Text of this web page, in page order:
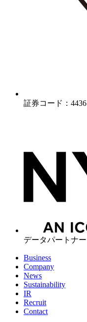
証券コード：4436
データパートナー
Business
Company
News
Sustainability
IR
Recruit
Contact